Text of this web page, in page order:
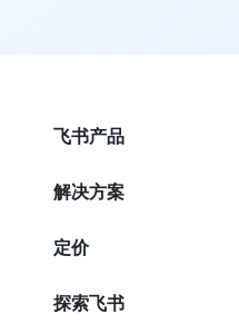
飞书产品
解决方案
定价
探索飞书